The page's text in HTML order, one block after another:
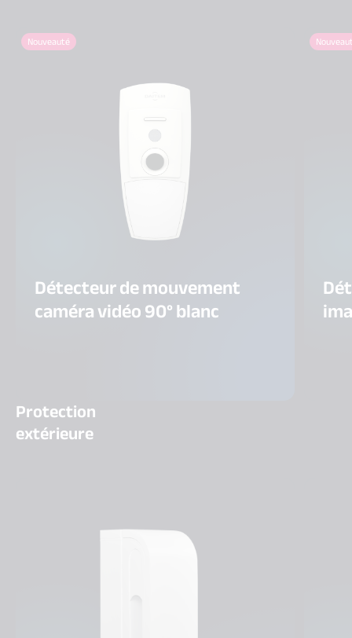
Nouveauté
Détecteur de mouvement
caméra vidéo 90° blanc
Protection
extérieure